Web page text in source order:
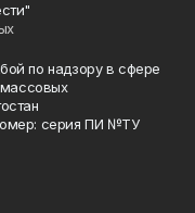
по надзору в сфере
серия ПИ №ТУ